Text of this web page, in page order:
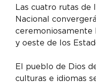
Las cuatro rutas de
Nacional
ceremoniosamente
y oeste de los
El pueblo de Dios
culturas e idiomas